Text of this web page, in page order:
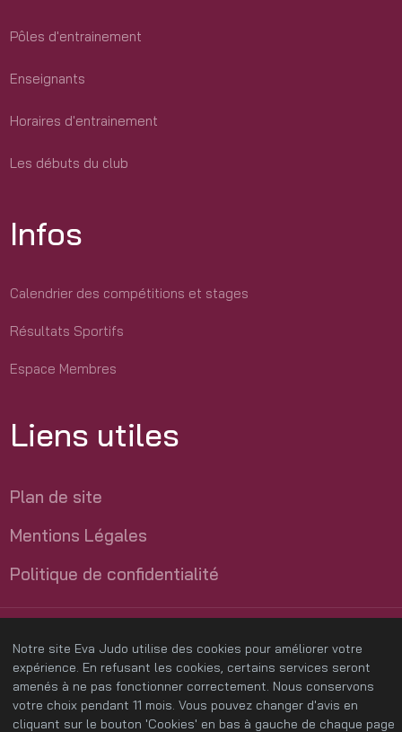
Pôles d'entrainement
Enseignants
Horaires d'entrainement
Les débuts du club
Infos
Calendrier des compétitions et stages
Résultats Sportifs
Espace Membres
Liens utiles
Plan de site
Mentions Légales
Politique de confidentialité
Notre site Eva Judo utilise des cookies pour améliorer votre
expérience. En refusant les cookies, certains services seront
amenés à ne pas fonctionner correctement. Nous conservons
votre choix pendant 11 mois. Vous pouvez changer d'avis en
cliquant sur le bouton 'Cookies' en bas à gauche de chaque page
Création site Joomlapar l'agence web HOB France Services
expert Joomla et expert WordPress